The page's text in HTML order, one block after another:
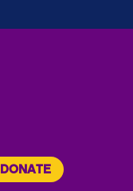
DONATE